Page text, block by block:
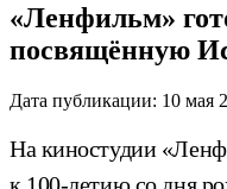
«Ленфильм»
посвящённую
Дата публикации: 10 мая
На киностудии